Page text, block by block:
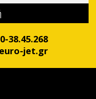
38.45.268
jet.gr